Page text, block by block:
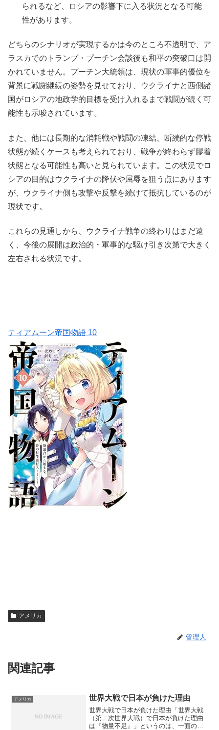
られるなど、ロシアの影響下に入る状況となる可能
性があります。
どちらのシナリオが実現するかは今のところ不透明で、ア
ラスカでのトランプ・プーチン会談後も和平の突破口は開
かれていません。プーチン大統領は、現状の軍事的優位を
背景に戦闘継続の姿勢を見せており、ウクライナと西側諸
国がロシアの地政学的目標を受け入れるまで戦闘が続く可
能性も示唆されています。
また、他には長期的な消耗戦や戦闘の凍結、断続的な停戦
状態が続くケースも考えられており、戦争が終わらず膠着
状態となる可能性も高いと見られています。この状況でロ
シアの目的はウクライナの降伏や屈辱を狙う点にあります
が、ウクライナ側も攻撃や反撃を続けて抵抗しているのが
現状です。
これらの見通しから、ウクライナ戦争の終わりはまだ遠
く、今後の展開は政治的・軍事的な駆け引き次第で大きく
左右される状況です。
ティアムーン帝国物語 10
アメリカ
管理人
関連記事
アメリカ 世界大戦で日本が負けた理由
世界大戦で日本が負けた理由「世界大戦
（第二次世界大戦）で日本が負けた理由
は『物量不足』」というのは、一面の真